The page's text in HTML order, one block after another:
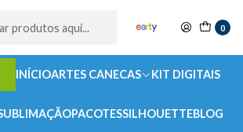
0
INÍCIOARTES CANECAS KIT DIGITAIS
PACOTESSILHOUETTEBLOG